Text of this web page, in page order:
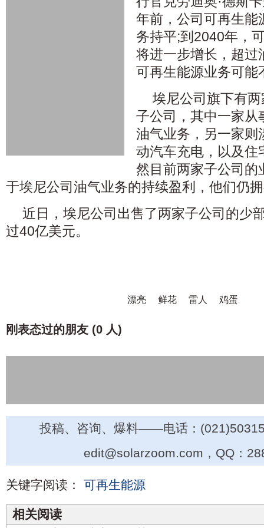
年前，公司可再生能
务持平;到2040年，
将进一步增长，超过
可再生能源业务可能
埃尼公司旗下有
子公司，其中一家从
油气业务，另一家则
动汽车充电，以及住
然目前两家子公司的
于埃尼公司油气业务的持续盈利，他们仍
近日，埃尼公司出售了两家子公司的少
过40亿美元。
漂亮 鲜花 雷人 鸡蛋
刚表态过的朋友 (0 人)
投稿、咨询、爆料——电话：
edit@solarzoom.com，QQ：
关键字阅读： 可再生能源
相关阅读